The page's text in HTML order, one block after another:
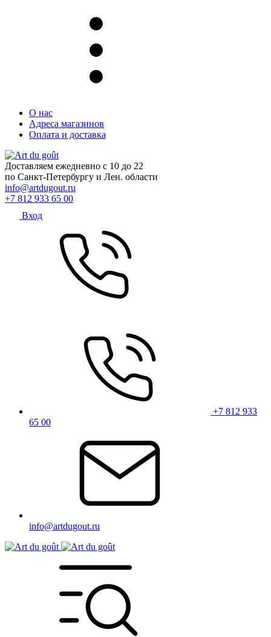
О нас
Адреса магазинов
Оплата и доставка
Доставляем ежедневно с 10 до 22
по Санкт-Петербургу и Лен. области
info@artdugout.ru
+7 812 933 65 00
Вход
+7 812 933
65 00
info@artdugout.ru